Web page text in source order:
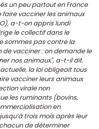
un peu partout en France
vacciner les animaux
a-t-on appris lundi
le collectif dans le
sommes pas contre la
de vacciner : on demande le
nos animaux", a-t-il dit.
actuelle, la loi obligeait tous
vacciner leurs animaux
virale non
les ruminants (bovins,
en
trois mois après leur
de déterminer